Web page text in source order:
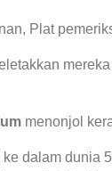
Plat
menonjol
dalam